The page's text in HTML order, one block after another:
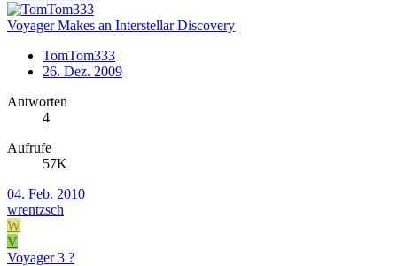
Voyager Makes an Interstellar Discovery
TomTom333
26. Dez. 2009
Antworten
4
Aufrufe
57K
04. Feb. 2010
wrentzsch
W
V
Voyager 3 ?